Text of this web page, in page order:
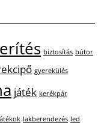
biztosítás bútor
gyerekülés
játék kerékpár
lakberendezés led